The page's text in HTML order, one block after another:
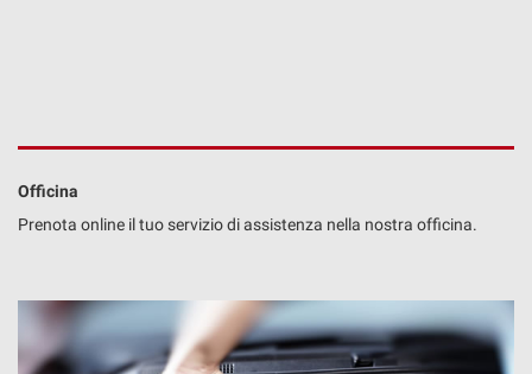
Officina
Prenota online il tuo servizio di assistenza nella nostra officina.